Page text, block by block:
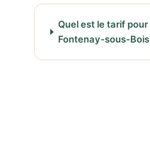
Quel est le tarif
Fontenay-sous-Bois